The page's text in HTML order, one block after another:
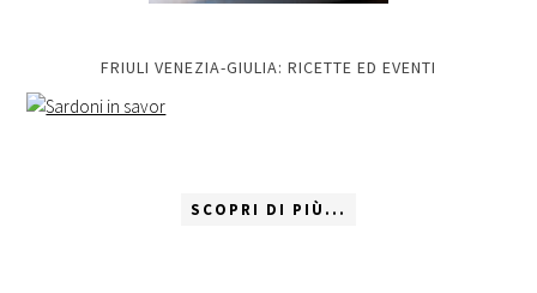
FRIULI VENEZIA-GIULIA: RICETTE ED EVENTI
SCOPRI DI PIÙ...